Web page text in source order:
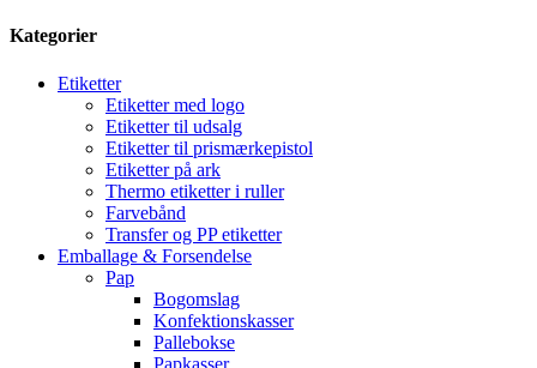
Kategorier
Etiketter
Etiketter med logo
Etiketter til udsalg
Etiketter til prismærkepistol
Etiketter på ark
Thermo etiketter i ruller
Farvebånd
Transfer og PP etiketter
Emballage & Forsendelse
Pap
Bogomslag
Konfektionskasser
Pallebokse
Papkasser